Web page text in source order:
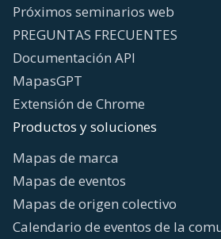
Próximos seminarios web
PREGUNTAS FRECUENTES
Documentación API
MapasGPT
Extensión de Chrome
Productos y soluciones
Mapas de marca
Mapas de eventos
Mapas de origen colectivo
Calendario de eventos de la